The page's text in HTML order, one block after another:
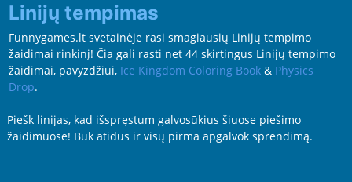
Linijų tempimas
Funnygames.lt svetainėje rasi smagiausių Linijų tempimo
žaidimai rinkinį! Čia gali rasti net 44 skirtingus Linijų tempimo
žaidimai, pavyzdžiui, Ice Kingdom Coloring Book& Physics
Drop.
Piešk linijas, kad išspręstum galvosūkius šiuose piešimo
žaidimuose! Būk atidus ir visų pirma apgalvok sprendimą.